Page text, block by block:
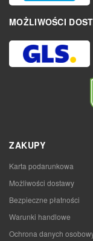
MOŻLIWOŚCI
ZAKUPY
Karta podarunkowa
Możliwości dostawy
Bezpieczne płatności
Warunki handlowe
Ochrona danych